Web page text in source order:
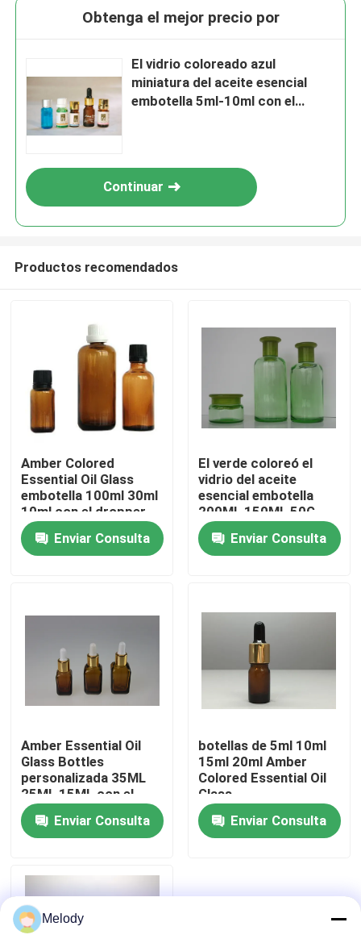
En casa
Productos
Control de calidad
Solicitar una cita
Botellas de vidrio vacías
botellas de cristal cosméticas
Botellas de vidrio del perfume
Obtenga el mejor precio por
El vidrio coloreado azul
miniatura del aceite esencial
embotella 5ml-10ml con el
Continuar
Productos recomendados
Amber Colored
Essential Oil Glass
embotella 100ml 30ml
10ml con el dropper
del casquillo
Enviar Consulta
El verde coloreó el
vidrio del aceite
esencial embotella
200ML 150ML 50G
con el reductor y el
casquillo del orificio
Enviar Consulta
Amber Essential Oil
Glass Bottles
personalizada 35ML
25ML 15ML con el
dropper
Enviar Consulta
botellas de 5ml 10ml
15ml 20ml Amber
Colored Essential Oil
Glass
Enviar Consulta
Melody